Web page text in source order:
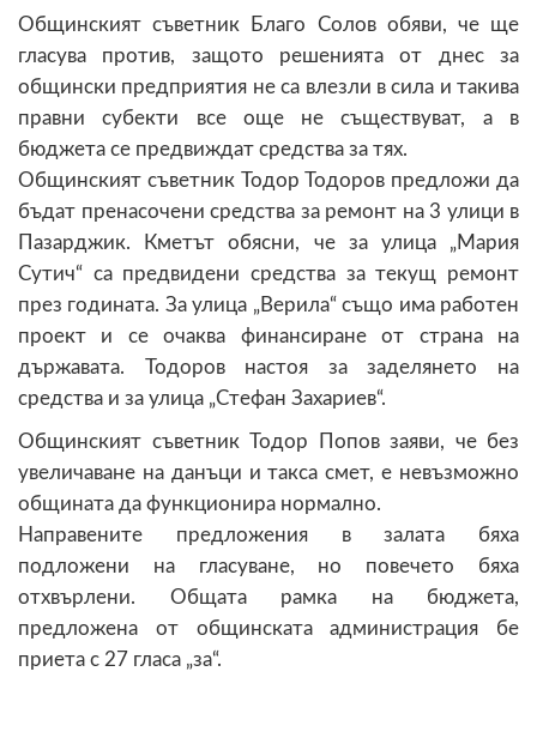
Общинският съветник Благо Солов обяви, че ще
гласува против, защото решенията от днес за
общински предприятия не са влезли в сила и такива
правни субекти все още не съществуват, а в
бюджета се предвиждат средства за тях.
Общинският съветник Тодор Тодоров предложи да
бъдат пренасочени средства за ремонт на 3 улици в
Пазарджик. Кметът обясни, че за улица „Мария
Сутич“ са предвидени средства за текущ ремонт
през годината. За улица „Верила“ също има работен
проект и се очаква финансиране от страна на
държавата. Тодоров настоя за заделянето на
средства и за улица „Стефан Захариев“.
Общинският съветник Тодор Попов заяви, че без
увеличаване на данъци и такса смет, е невъзможно
общината да функционира нормално.
Направените предложения в залата бяха
подложени на гласуване, но повечето бяха
отхвърлени. Общата рамка на бюджета,
предложена от общинската администрация бе
приета с 27 гласа „за“.